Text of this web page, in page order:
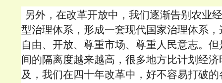
另外，在改革开放中，我们逐渐告别农业
型治理体系，形成一套现代国家治理体系
自由、开放、尊重市场、尊重人民意志。
间的隔离度越来越高，很多地方比计划经
及，我们在四十年改革中，好不容易打破